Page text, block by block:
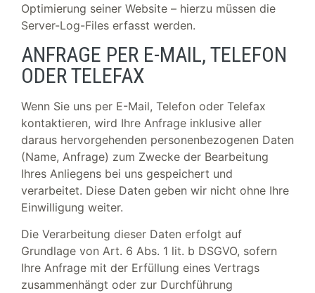
Optimierung seiner Website – hierzu müssen die
Server-Log-Files erfasst werden.
ANFRAGE PER E-MAIL, TELEFON
ODER TELEFAX
Wenn Sie uns per E-Mail, Telefon oder Telefax
kontaktieren, wird Ihre Anfrage inklusive aller
daraus hervorgehenden personenbezogenen Daten
(Name, Anfrage) zum Zwecke der Bearbeitung
Ihres Anliegens bei uns gespeichert und
verarbeitet. Diese Daten geben wir nicht ohne Ihre
Einwilligung weiter.
Die Verarbeitung dieser Daten erfolgt auf
Grundlage von Art. 6 Abs. 1 lit. b DSGVO, sofern
Ihre Anfrage mit der Erfüllung eines Vertrags
zusammenhängt oder zur Durchführung